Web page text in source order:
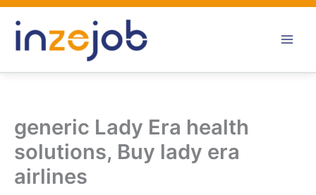
Aller
contenu
generic Lady Era health
solutions, Buy lady era
airlines